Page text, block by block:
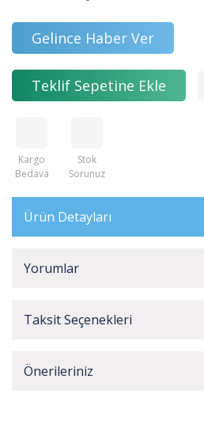
Gelince Haber Ver
Teklif Sepetine Ekle
Kargo
Bedava
Stok
Sorunuz
Ürün Detayları
Yorumlar
Taksit Seçenekleri
Önerileriniz